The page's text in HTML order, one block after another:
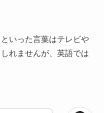
いった言葉はテレビや
れませんが、英語では